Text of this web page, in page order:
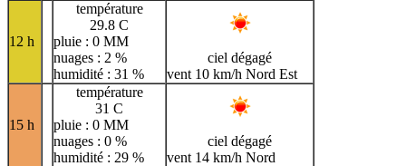
12 h
température
29.8 C
pluie : 0 MM
nuages : 2 %
humidité : 31 %
ciel dégagé
vent 10 km/h Nord Est
15 h
température
31 C
pluie : 0 MM
nuages : 0 %
humidité : 29 %
ciel dégagé
vent 14 km/h Nord